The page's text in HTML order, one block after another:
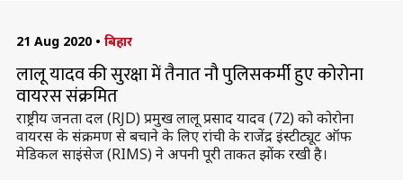
21 Aug 2020 • बिहार
लालू यादव की सुरक्षा में तैनात नौ पुलिसकर्मी हुए कोरोना
वायरस संक्रमित
राष्ट्रीय जनता दल (RJD) प्रमुख लालू प्रसाद यादव (72) को कोरोना
वायरस के संक्रमण से बचाने के लिए रांची के राजेंद्र इंस्टीट्यूट ऑफ
मेडिकल साइंसेज (RIMS) ने अपनी पूरी ताकत झोंक रखी है।